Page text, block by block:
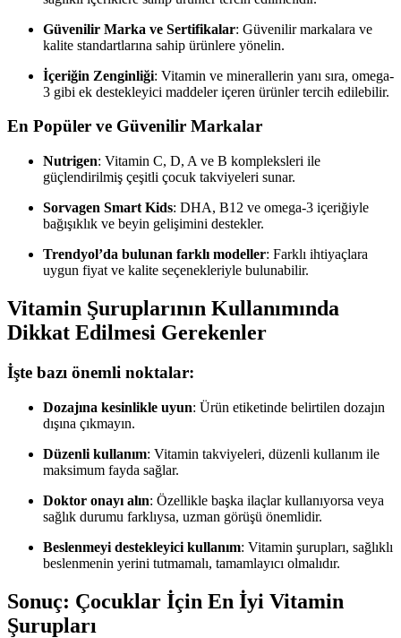
Güvenilir Marka ve Sertifikalar: Güvenilir markalara ve
kalite standartlarına sahip ürünlere yönelin.
İçeriğin Zenginliği: Vitamin ve minerallerin yanı sıra, omega-
3 gibi ek destekleyici maddeler içeren ürünler tercih edilebilir.
En Popüler ve Güvenilir Markalar
Nutrigen: Vitamin C, D, A ve B kompleksleri ile
güçlendirilmiş çeşitli çocuk takviyeleri sunar.
Sorvagen Smart Kids: DHA, B12 ve omega-3 içeriğiyle
bağışıklık ve beyin gelişimini destekler.
Trendyol’da bulunan farklı modeller: Farklı ihtiyaçlara
uygun fiyat ve kalite seçenekleriyle bulunabilir.
Vitamin Şuruplarının Kullanımında
Dikkat Edilmesi Gerekenler
İşte bazı önemli noktalar:
Dozajına kesinlikle uyun: Ürün etiketinde belirtilen dozajın
dışına çıkmayın.
Düzenli kullanım: Vitamin takviyeleri, düzenli kullanım ile
maksimum fayda sağlar.
Doktor onayı alın: Özellikle başka ilaçlar kullanıyorsa veya
sağlık durumu farklıysa, uzman görüşü önemlidir.
Beslenmeyi destekleyici kullanım: Vitamin şurupları, sağlıklı
beslenmenin yerini tutmamalı, tamamlayıcı olmalıdır.
Sonuç: Çocuklar İçin En İyi Vitamin
Şurupları